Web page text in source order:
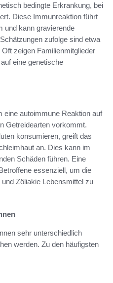
bedingte Erkrankung, bei
Diese Immunreaktion führt
und kann gravierende
zufolge sind etwa
zeigen Familienmitglieder
eine genetische
eine autoimmune Reaktion auf
Getreidearten vorkommt.
konsumieren, greift das
an. Dies kann im
Schäden führen. Eine
essenziell, um die
Zöliakie Lebensmittel zu
sehr unterschiedlich
werden. Zu den häufigsten